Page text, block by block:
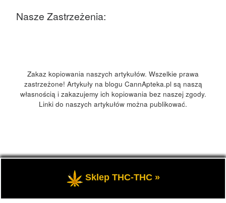
Nasze Zastrzeżenia:
Zakaz kopiowania naszych artykułów. Wszelkie prawa
zastrzeżone! Artykuły na blogu CannApteka.pl są naszą
własnością i zakazujemy ich kopiowania bez naszej zgody.
Linki do naszych artykułów można publikować.
CannApteka.pl – Wszelkie prawa zastrzeżone
Medyczna marihuana, olej CBD, THC, informacje.
Sklep THC-THC »